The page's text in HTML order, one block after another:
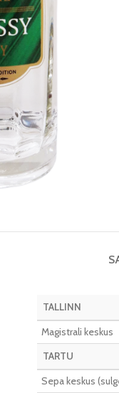
TALLINN
Magistrali keskus
TARTU
Sepa keskus